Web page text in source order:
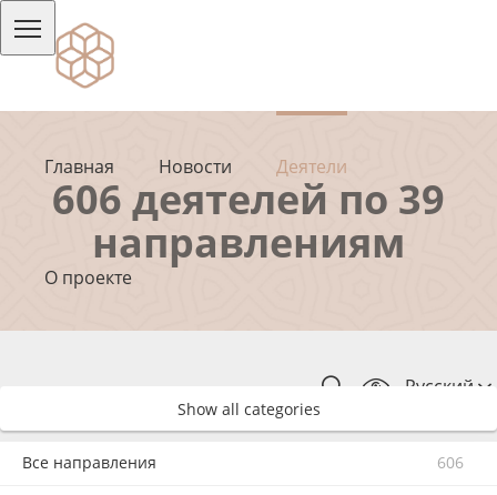
Главная Новости Деятели
О проекте
Русский
606 деятелей по 39
направлениям
Show all categories
Все направления 606